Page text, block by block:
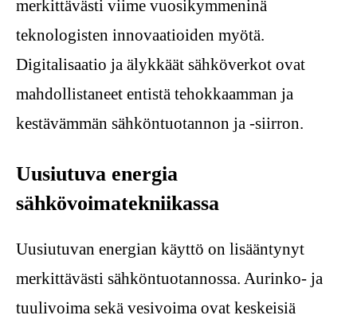
merkittävästi viime vuosikymmeninä
teknologisten innovaatioiden myötä.
Digitalisaatio ja älykkäät sähköverkot ovat
mahdollistaneet entistä tehokkaamman ja
kestävämmän sähköntuotannon ja -siirron.
Uusiutuva energia
sähkövoimatekniikassa
Uusiutuvan energian käyttö on lisääntynyt
merkittävästi sähköntuotannossa. Aurinko- ja
tuulivoima sekä vesivoima ovat keskeisiä